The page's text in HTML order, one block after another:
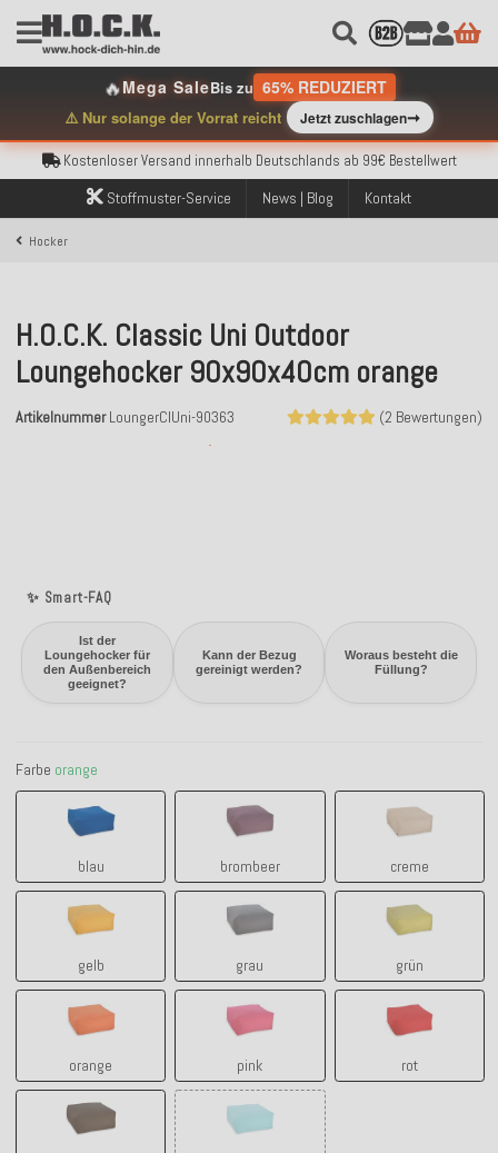
🔥Mega SaleBis zu 65% REDUZIERT
⚠️ Nur solange der Vorrat reicht Jetzt zuschlagen➞
Kostenloser Versand innerhalb Deutschlands ab 99€ Bestellwert
Über 120.000 erfolgreich versendete Bestellungen
Sicher bezahlen mit Klarna, PayPal & Amazon Pay
Kostenloser Versand innerhalb Deutschlands ab 99€ Bestellwert
Über 120.000 erfolgreich versendete Bestellungen
Sicher bezahlen mit Klarna, PayPal & Amazon Pay
Kostenloser Versand innerhalb Deutschlands ab 99€ Bestellwert
Stoffmuster-Service News | Blog Kontakt
Hocker
✨ Smart-FAQ
Ist der
Loungehocker für
den Außenbereich
geeignet?
Kann der Bezug
gereinigt werden?
Woraus besteht die
Füllung?
H.O.C.K. Classic Uni Outdoor
Loungehocker 90x90x40cm orange
(2 Bewertungen)
Artikelnummer LoungerClUni-90363
Farbe orange
blau
blau
brombeer
brombeer
creme
creme
gelb
gelb
grau
grau
grün
grün
orange
orange
pink
pink
rot
rot
tabacco türkis